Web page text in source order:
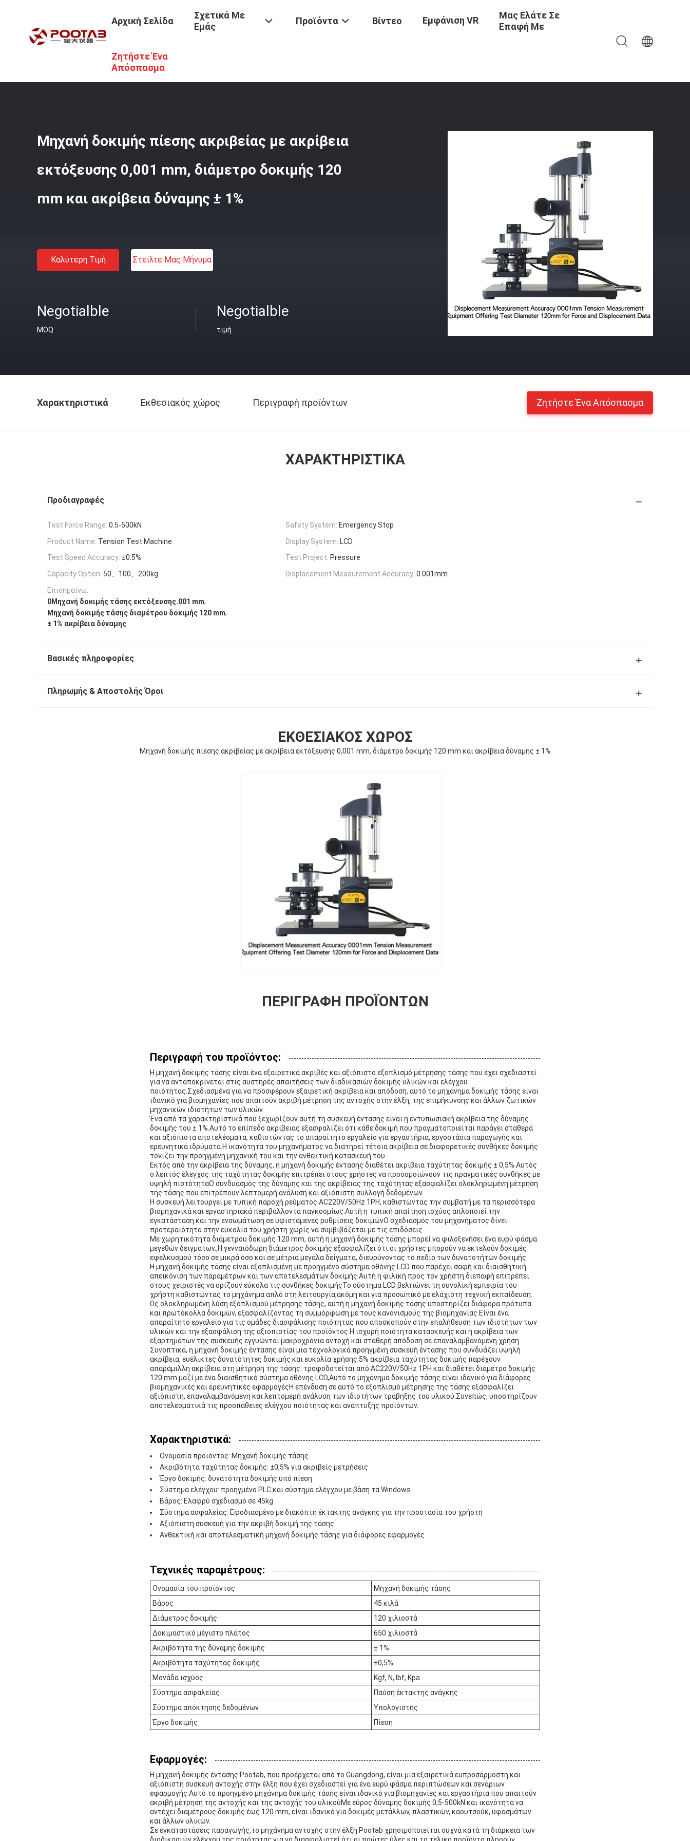
Αρχική Σελίδα
Σχετικά Με
Εμάς
Προϊόντα Βίντεο Εμφάνιση VR
Μας Ελάτε Σε
Επαφή Με
Ζητήστε Ένα
Απόσπασμα
Προϊόντα / Μηχανή Δοκιμής Έντασης
Μηχανή δοκιμής πίεσης ακριβείας με ακρίβεια
εκτόξευσης 0,001 mm, διάμετρο δοκιμής 120
mm και ακρίβεια δύναμης ± 1%
Καλύτερη Τιμή Στείλτε Μας Μήνυμα
Negotialble
MOQ
Negotialble
τιμή
Χαρακτηριστικά Εκθεσιακός χώρος Περιγραφή προϊόντων Ζητήστε Ένα Απόσπασμα
ΧΑΡΑΚΤΗΡΙΣΤΙΚΆ
Προδιαγραφές
Test Force Range: 0.5-500kN Safety System: Emergency Stop
Product Name: Tension Test Machine Display System: LCD
Test Speed Accuracy: ±0.5% Test Project: Pressure
Capacity Option: 50、100、200kg Displacement Measurement Accuracy: 0.001mm
Επισημαίνω:
0Μηχανή δοκιμής τάσης εκτόξευσης.001 mm,
Μηχανή δοκιμής τάσης διαμέτρου δοκιμής 120 mm,
± 1% ακρίβεια δύναμης
Βασικές πληροφορίες
Πληρωμής & Αποστολής Όροι
ΕΚΘΕΣΙΑΚΌΣ ΧΏΡΟΣ
Μηχανή δοκιμής πίεσης ακριβείας με ακρίβεια εκτόξευσης 0,001 mm, διάμετρο δοκιμής 120 mm και ακρίβεια δύναμης ± 1%
ΠΕΡΙΓΡΑΦΉ ΠΡΟΪΌΝΤΩΝ
Περιγραφή του προϊόντος:
Η μηχανή δοκιμής τάσης είναι ένα εξαιρετικά ακριβές και αξιόπιστο εξοπλισμό μέτρησης τάσης που έχει σχεδιαστεί
για να ανταποκρίνεται στις αυστηρές απαιτήσεις των διαδικασιών δοκιμής υλικών και ελέγχου
ποιότητας.Σχεδιασμένα για να προσφέρουν εξαιρετική ακρίβεια και απόδοση, αυτό το μηχάνημα δοκιμής τάσης είναι
ιδανικό για βιομηχανίες που απαιτούν ακριβή μέτρηση της αντοχής στην έλξη, της επιμήκυνσης και άλλων ζωτικών
μηχανικών ιδιοτήτων των υλικών.
Ένα από τα χαρακτηριστικά που ξεχωρίζουν αυτή τη συσκευή έντασης είναι η εντυπωσιακή ακρίβεια της δύναμης
δοκιμής του ± 1%.Αυτό το επίπεδο ακρίβειας εξασφαλίζει ότι κάθε δοκιμή που πραγματοποιείται παράγει σταθερά
και αξιόπιστα αποτελέσματα, καθιστώντας το απαραίτητο εργαλείο για εργαστήρια, εργοστάσια παραγωγής και
ερευνητικά ιδρύματα.Η ικανότητα του μηχανήματος να διατηρεί τέτοια ακρίβεια σε διαφορετικές συνθήκες δοκιμής
τονίζει την προηγμένη μηχανική του και την ανθεκτική κατασκευή του.
Εκτός από την ακρίβεια της δύναμης, η μηχανή δοκιμής έντασης διαθέτει ακρίβεια ταχύτητας δοκιμής ± 0,5%.Αυτός
ο λεπτός έλεγχος της ταχύτητας δοκιμής επιτρέπει στους χρήστες να προσομοιώνουν τις πραγματικές συνθήκες με
υψηλή πιστότηταΟ συνδυασμός της δύναμης και της ακρίβειας της ταχύτητας εξασφαλίζει ολοκληρωμένη μέτρηση
της τάσης.που επιτρέπουν λεπτομερή ανάλυση και αξιόπιστη συλλογή δεδομένων.
Η συσκευή λειτουργεί με τυπική παροχή ρεύματος AC220V/50Hz 1PH, καθιστώντας την συμβατή με τα περισσότερα
βιομηχανικά και εργαστηριακά περιβάλλοντα παγκοσμίως.Αυτή η τυπική απαίτηση ισχύος απλοποιεί την
εγκατάσταση και την ενσωμάτωση σε υφιστάμενες ρυθμίσεις δοκιμώνΟ σχεδιασμός του μηχανήματος δίνει
προτεραιότητα στην ευκολία του χρήστη χωρίς να συμβιβάζεται με τις επιδόσεις.
Με χωρητικότητα διάμετρου δοκιμής 120 mm, αυτή η μηχανή δοκιμής τάσης μπορεί να φιλοξενήσει ένα ευρύ φάσμα
μεγεθών δειγμάτων.,Η γενναιόδωρη διάμετρος δοκιμής εξασφαλίζει ότι οι χρήστες μπορούν να εκτελούν δοκιμές
εφελκυσμού τόσο σε μικρά όσο και σε μέτρια μεγάλα δείγματα, διευρύνοντας το πεδίο των δυνατοτήτων δοκιμής.
Η μηχανή δοκιμής τάσης είναι εξοπλισμένη με προηγμένο σύστημα οθόνης LCD που παρέχει σαφή και διαισθητική
απεικόνιση των παραμέτρων και των αποτελεσμάτων δοκιμής.Αυτή η φιλική προς τον χρήστη διεπαφή επιτρέπει
στους χειριστές να ορίζουν εύκολα τις συνθήκες δοκιμήςΤο σύστημα LCD βελτιώνει τη συνολική εμπειρία του
χρήστη καθιστώντας το μηχάνημα απλό στη λειτουργία,ακόμη και για προσωπικό με ελάχιστη τεχνική εκπαίδευση.
Ως ολοκληρωμένη λύση εξοπλισμού μέτρησης τάσης, αυτή η μηχανή δοκιμής τάσης υποστηρίζει διάφορα πρότυπα
και πρωτόκολλα δοκιμών, εξασφαλίζοντας τη συμμόρφωση με τους κανονισμούς της βιομηχανίας.Είναι ένα
απαραίτητο εργαλείο για τις ομάδες διασφάλισης ποιότητας που αποσκοπούν στην επαλήθευση των ιδιοτήτων των
υλικών και την εξασφάλιση της αξιοπιστίας του προϊόντος.Η ισχυρή ποιότητα κατασκευής και η ακρίβεια των
εξαρτημάτων της συσκευής εγγυώνται μακροχρόνια αντοχή και σταθερή απόδοση σε επαναλαμβανόμενη χρήση.
Συνοπτικά, η μηχανή δοκιμής έντασης είναι μια τεχνολογικά προηγμένη συσκευή έντασης που συνδυάζει υψηλή
ακρίβεια, ευέλικτες δυνατότητες δοκιμής και ευκολία χρήσης.5% ακρίβεια ταχύτητας δοκιμής παρέχουν
απαράμιλλη ακρίβεια στη μέτρηση της τάσης. τροφοδοτείται από AC220V/50Hz 1PH και διαθέτει διάμετρο δοκιμής
120 mm μαζί με ένα διαισθητικό σύστημα οθόνης LCD,Αυτό το μηχάνημα δοκιμής τάσης είναι ιδανικό για διάφορες
βιομηχανικές και ερευνητικές εφαρμογέςΗ επένδυση σε αυτό το εξοπλισμό μέτρησης της τάσης εξασφαλίζει
αξιόπιστη, επαναλαμβανόμενη και λεπτομερή ανάλυση των ιδιοτήτων τράβηξης του υλικού.Συνεπώς, υποστηρίζουν
αποτελεσματικά τις προσπάθειες ελέγχου ποιότητας και ανάπτυξης προϊόντων.
Χαρακτηριστικά:
Ονομασία προϊόντος: Μηχανή δοκιμής τάσης
Ακριβότητα ταχύτητας δοκιμής: ±0,5% για ακριβείς μετρήσεις
Έργο δοκιμής: δυνατότητα δοκιμής υπό πίεση
Σύστημα ελέγχου: προηγμένο PLC και σύστημα ελέγχου με βάση τα Windows
Βάρος: Ελαφρύ σχεδιασμό σε 45kg
Σύστημα ασφαλείας: Εφοδιασμένο με διακόπτη έκτακτης ανάγκης για την προστασία του χρήστη
Αξιόπιστη συσκευή για την ακριβή δοκιμή της τάσης
Ανθεκτική και αποτελεσματική μηχανή δοκιμής τάσης για διάφορες εφαρμογές
Τεχνικές παραμέτρους:
Ονομασία του προϊόντος
Μηχανή δοκιμής τάσης
Βάρος
45 κιλά
Διάμετρος δοκιμής
120 χιλιοστά
Δοκιμαστικό μέγιστο πλάτος
650 χιλιοστά
Ακριβότητα της δύναμης δοκιμής
± 1%
Ακριβότητα ταχύτητας δοκιμής
±0,5%
Μονάδα ισχύος
Kgf, N, lbf, Kpa
Σύστημα ασφαλείας
Παύση έκτακτης ανάγκης
Σύστημα απόκτησης δεδομένων
Υπολογιστής
Έργο δοκιμής
Πίεση
Εφαρμογές:
Η μηχανή δοκιμής έντασης Pootab, που προέρχεται από το Guangdong, είναι μια εξαιρετικά ευπροσάρμοστη και
αξιόπιστη συσκευή αντοχής στην έλξη που έχει σχεδιαστεί για ένα ευρύ φάσμα περιπτώσεων και σενάριων
εφαρμογής.Αυτό το προηγμένο μηχάνημα δοκιμής τάσης είναι ιδανικό για βιομηχανίες και εργαστήρια που απαιτούν
ακριβή μέτρηση της αντοχής και της αντοχής του υλικούΜε εύρος δύναμης δοκιμής 0,5-500kN και ικανότητα να
αντέχει διαμέτρους δοκιμής έως 120 mm, είναι ιδανικό για δοκιμές μετάλλων, πλαστικών, καουτσούκ, υφασμάτων
και άλλων υλικών.
Σε εγκαταστάσεις παραγωγής,το μηχάνημα αντοχής στην έλξη Pootab χρησιμοποιείται συχνά κατά τη διάρκεια των